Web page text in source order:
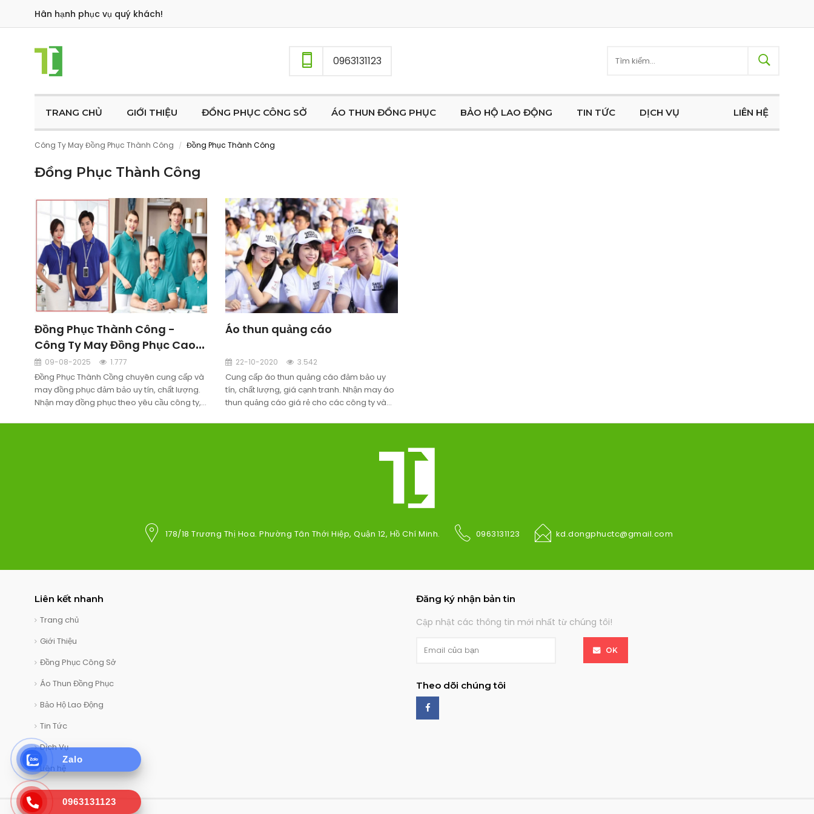
Hân hạnh phục vụ quý khách!
0963131123
TRANG CHỦ GIỚI THIỆU ĐỒNG PHỤC CÔNG SỞ ÁO THUN ĐỒNG PHỤC BẢO HỘ LAO ĐỘNG TIN TỨC DỊCH VỤ LIÊN HỆ
Công Ty May Đồng Phục Thành Công / Đồng Phục Thành Công
Đồng Phục Thành Công
Đồng Phục Thành Công -
Công Ty May Đồng Phục Cao
Cấp09-08-2025 1.777
Đồng Phục Thành Cồng chuyên cung cấp và
may đồng phục đảm bảo uy tín, chất lượng.
Nhận may đồng phục theo yêu cầu công ty,
Áo thun quảng cáo
22-10-2020 3.542
Cung cấp áo thun quảng cáo đảm bảo uy
tín, chất lượng, giá cạnh tranh. Nhận may áo
thun quảng cáo giá rẻ cho các công ty và
178/18 Trương Thị Hoa. Phường Tân Thới Hiệp, Quận 12, Hồ Chí Minh. 0963131123 kd.dongphuctc@gmail.com
Liên kết nhanh
Trang chủ
Giới Thiệu
Đồng Phục Công Sở
Áo Thun Đồng Phục
Bảo Hộ Lao Động
Tin Tức
Dịch Vụ
Liên hệ
Đăng ký nhận bản tin
Cập nhật các thông tin mới nhất từ chúng tôi!
OK
Theo dõi chúng tôi
Zalo
0963131123